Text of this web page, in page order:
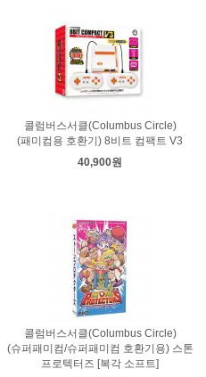
콜럼버스서클(Columbus Circle)
(패미컴용 호환기) 8비트 컴팩트 V3
40,900원
콜럼버스서클(Columbus Circle)
(슈퍼패미컴/슈퍼패미컴 호환기용) 스톤
프로텍터즈 [복각 소프트]